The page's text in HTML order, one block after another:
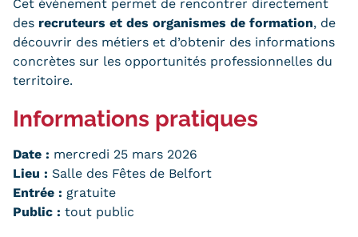
Infos élèves
Modalités d'inscription
Modalités de financement
Infos entreprises
Former ses salariés
Cet événement permet de rencontrer directement
des recruteurs et des organismes de formation, de
découvrir des métiers et d’obtenir des informations
concrètes sur les opportunités professionnelles du
territoire.
Informations pratiques
Date : mercredi 25 mars 2026
Lieu : Salle des Fêtes de Belfort
Entrée : gratuite
Public : tout public